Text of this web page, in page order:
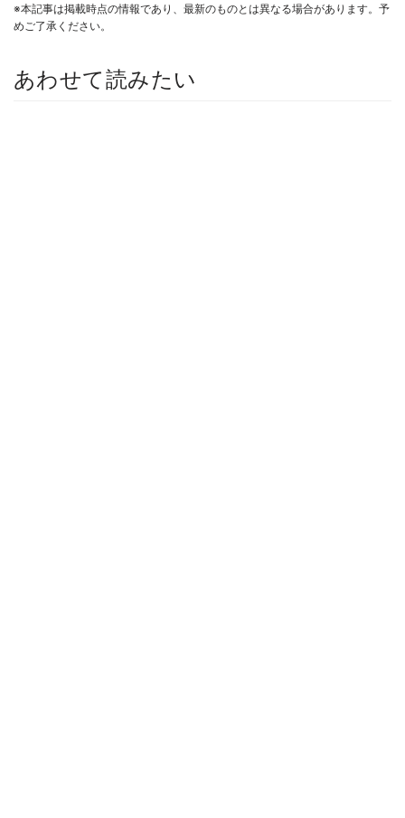
※本記事は掲載時点の情報であり、最新のものとは異なる場合があります。予
めご了承ください。
あわせて読みたい